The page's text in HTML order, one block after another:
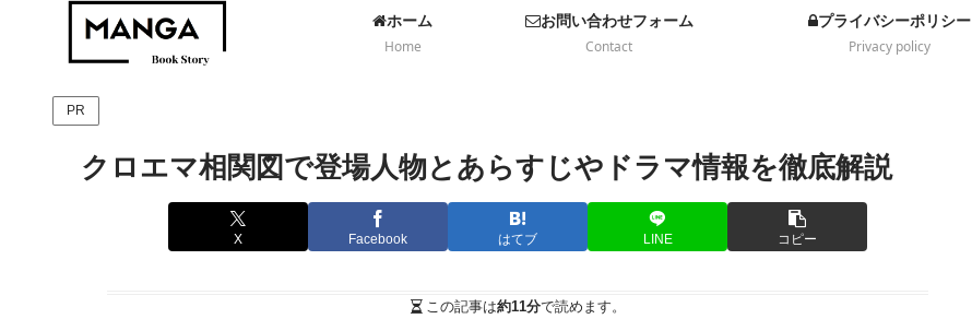
ホーム
Home
お問い合わせフォーム
Contact
プライバシーポリシー
Privacy policy
PR
クロエマ相関図で登場人物とあらすじやドラマ情報を徹底解説
X Facebook はてブ LINE コピー
この記事は約11分で読めます。